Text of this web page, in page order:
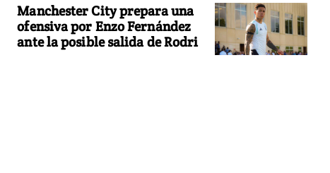
Manchester City prepara una
ofensiva por Enzo Fernández
ante la posible salida de Rodri